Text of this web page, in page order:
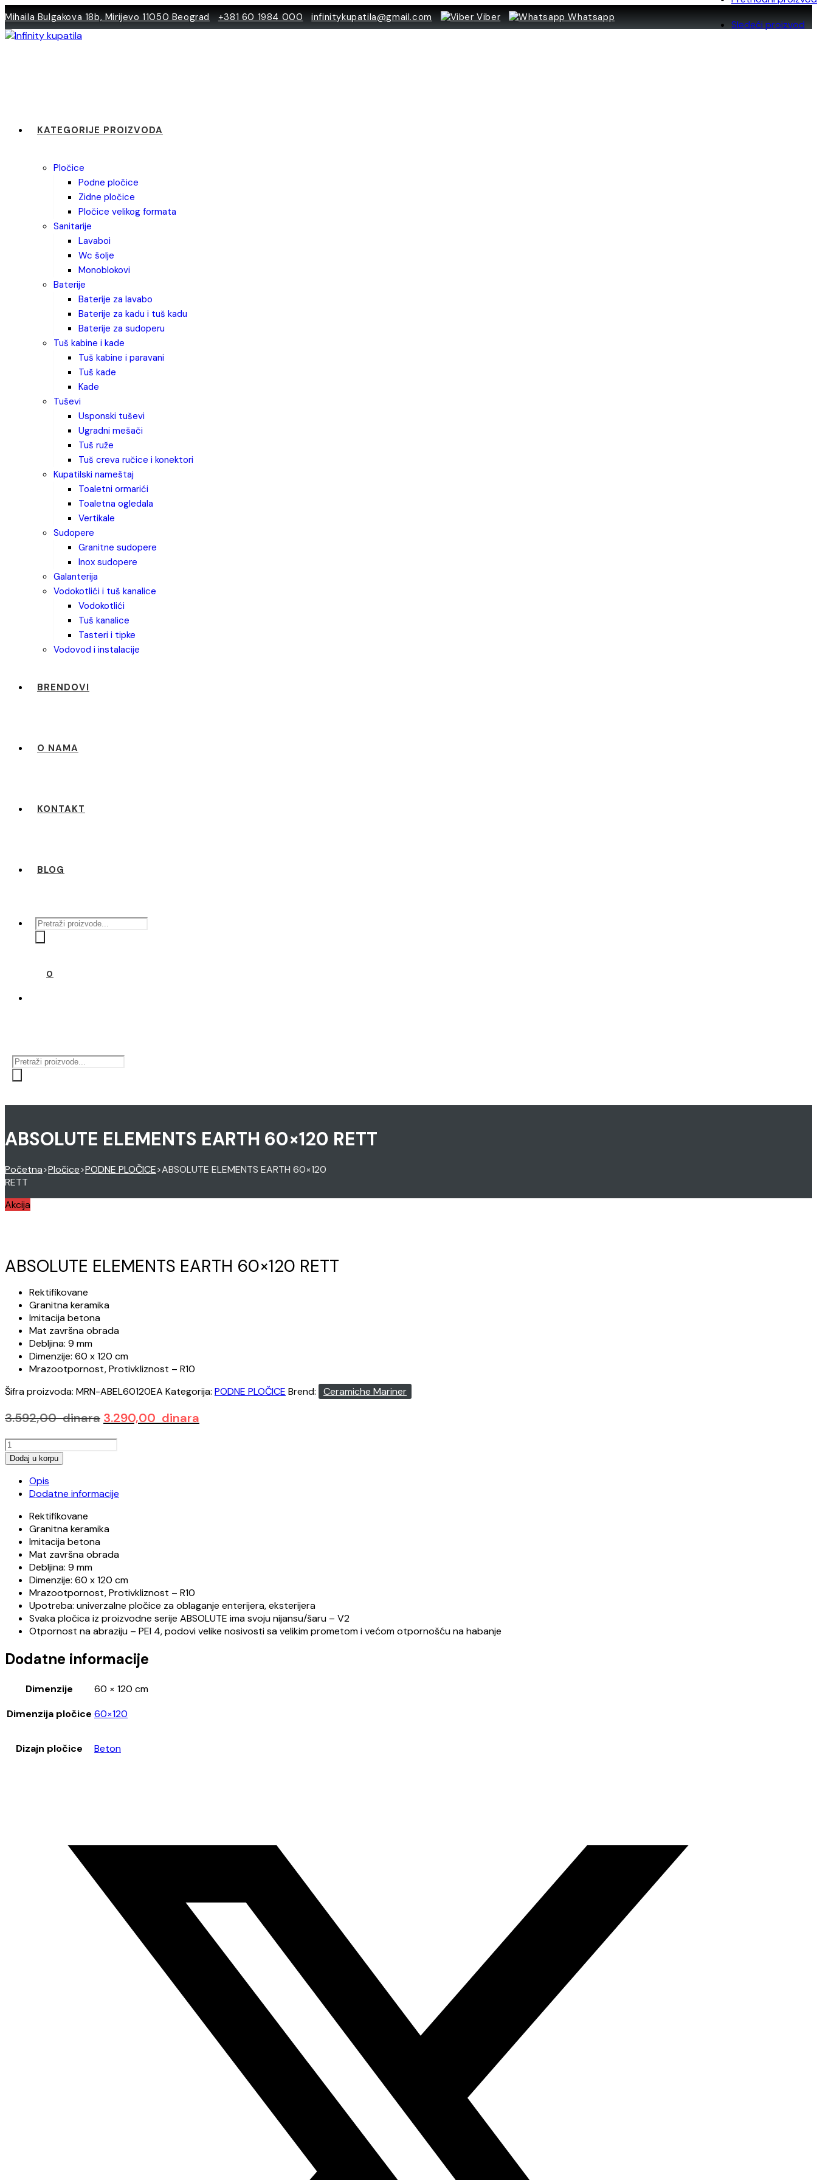
Skip
to
content
Mihaila Bulgakova 18b, Mirijevo 11050 Beograd +381 60 1984 000 infinitykupatila@gmail.com Viber Whatsapp
KATEGORIJE PROIZVODA
pločice
podne pločice
zidne pločice
pločice velikog formata
sanitarije
lavaboi
wc šolje
monoblokovi
baterije
baterije za lavabo
baterije za kadu i tuš kadu
baterije za sudoperu
tuš kabine i kade
tuš kabine i paravani
tuš kade
kade
tuševi
usponski tuševi
ugradni mešači
tuš ruže
tuš creva ručice i konektori
kupatilski nameštaj
toaletni ormarići
toaletna ogledala
vertikale
sudopere
granitne sudopere
inox sudopere
galanterija
vodokotlići i tuš kanalice
vodokotlići
tuš kanalice
tasteri i tipke
vodovod i instalacije
BRENDOVI
O NAMA
KONTAKT
BLOG
Products
search
0
Products
search
ABSOLUTE ELEMENTS EARTH 60×120 RETT
Početna>Pločice>PODNE PLOČICE>ABSOLUTE ELEMENTS EARTH 60×120
RETT
Akcija
Sledeći proizvod
ABSOLUTE ELEMENTS EARTH 60×120 RETT
Rektifikovane
Granitna keramika
Imitacija betona
Mat završna obrada
Debljina: 9 mm
Dimenzije: 60 x 120 cm
Mrazootpornost, Protivkliznost – R10
Šifra proizvoda: MRN-ABEL60120EA Kategorija: PODNE PLOČICE Brend: Ceramiche Mariner
3.592,00dinara Originalna
3.290,00 dinara
ABSOLUTE
ELEMENTS
60x120
RETT
Dodaj u korpu
Opis
Dodatne informacije
Rektifikovane
Granitna keramika
Imitacija betona
Mat završna obrada
Debljina: 9 mm
Dimenzije: 60 x 120 cm
Mrazootpornost, Protivkliznost – R10
Upotreba: univerzalne pločice za oblaganje enterijera, eksterijera
Svaka pločica iz proizvodne serije ABSOLUTE ima svoju nijansu/šaru – V2
Otpornost na abraziju – PEI 4, podovi velike nosivosti sa velikim prometom i većom otpornošću na habanje
Dodatne informacije
Dimenzije
60 × 120 cm
Dimenzija pločice 60×120
Dizajn pločice Beton